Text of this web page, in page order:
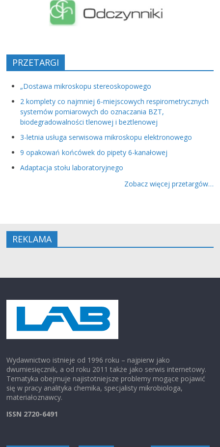
PRZETARGI
„Dostawa mikroskopu stereoskopowego
2 komplety co najmniej 6-miejscowych respirometrycznych
systemów pomiarowych do oznaczania BZT,
biodegradowalności tlenowej i beztlenowej
3-letnia usługa serwisowa mikroskopu elektronowego
9 opakowań końcówek do pipety 6-kanałowej
Adaptacja stołu laboratoryjnego
Zobacz więcej przetargów…
REKLAMA
Wydawnictwo istnieje od 1996 roku – najpierw jako
dwumiesięcznik, a od roku 2011 także jako serwis internetowy.
Tematyka obejmuje najistotniejsze problemy mogące pojawić
się w pracy analityka chemika, specjalisty mikrobiologa,
materiałoznawcy.
ISSN 2720-6491